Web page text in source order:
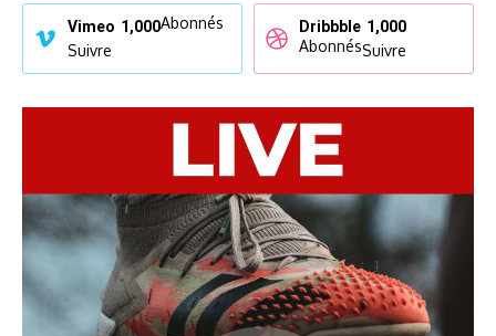
Vimeo 1,000Abonnés
Suivre
Dribbble 1,000
AbonnésSuivre